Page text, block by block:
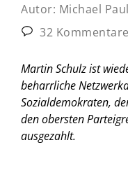
Autor: Michael
32 Kommentare
Martin Schulz ist
beharrliche
Sozialdemokraten,
den obersten
ausgezahlt.